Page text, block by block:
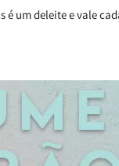
um deleite e vale